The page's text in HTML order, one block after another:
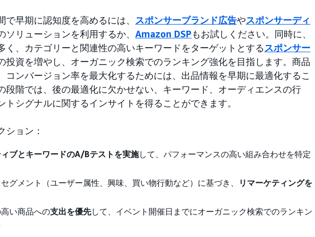
で早期に認知度を高めるには、 スポンサーブランド広告やスポンサーディ
ソリューションを利用するか、 Amazon DSPもお試しください。同時に、
く、カテゴリーと関連性の高いキーワードをターゲットとするスポンサー
投資を増やし、オーガニック検索でのランキング強化を目指します。商品
コンバージョン率を最大化するためには、出品情報を早期に最適化するこ
段階では、後の最適化に欠かせない、キーワード、オーディエンスの行
トシグナルに関するインサイトを得ることができます。
ション：
ブとキーワードのA/Bテストを実施して、パフォーマンスの高い組み合わせを特定
グメント（ユーザー属性、興味、買い物行動など）に基づき、
リマーケティングを
い商品への支出を優先して、イベント開催日までにオーガニック検索でのランキン